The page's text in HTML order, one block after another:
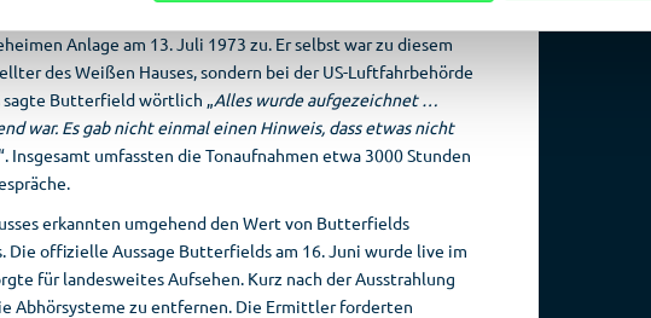
Tonaufzeichnungen aus dem Weißen Haus befragt und
Anlage am 13. Juli 1973 zu. Er selbst war zu diesem
des Weißen Hauses, sondern bei der US-Luftfahrbehörde
sagte Butterfield wörtlich „Alles wurde aufgezeichnet …
war. Es gab nicht einmal einen Hinweis, dass etwas nicht
Insgesamt umfassten die Tonaufnahmen etwa 3000 Stunden
erkannten umgehend den Wert von Butterfields
Die offizielle Aussage Butterfields am 16. Juni wurde live im
für landesweites Aufsehen. Kurz nach der Ausstrahlung
Abhörsysteme zu entfernen. Die Ermittler forderten